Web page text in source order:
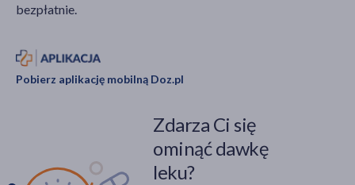
bezpłatnie.
Pobierz aplikację mobilną Doz.pl
Zdarza Ci się
ominąć dawkę
leku?